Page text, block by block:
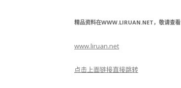
精品资料在WWW.LIRUAN.NET，敬请查看
www.liruan.net
点击上面链接直接跳转